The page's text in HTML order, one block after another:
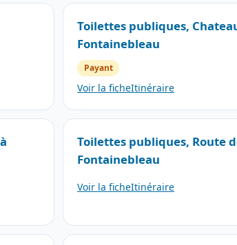
Toilettes publiques,
Fontainebleau
Payant
Voir la ficheItinéraire
Toilettes publiques, Route
Fontainebleau
Voir la ficheItinéraire